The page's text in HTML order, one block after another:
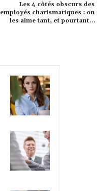
Les 4 côtés obscurs des
employés charismatiques : on
les aime tant, et pourtant…